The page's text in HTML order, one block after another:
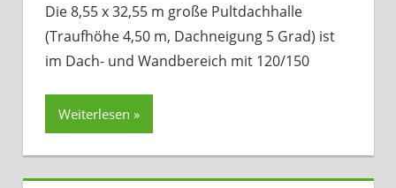
Die 8,55 x 32,55 m große Pultdachhalle
(Traufhöhe 4,50 m, Dachneigung 5 Grad) ist
im Dach- und Wandbereich mit 120/150
Weiterlesen